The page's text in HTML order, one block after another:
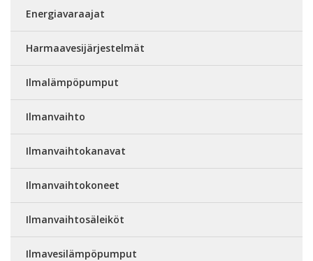
Energiavaraajat
Harmaavesijärjestelmät
Ilmalämpöpumput
Ilmanvaihto
Ilmanvaihtokanavat
Ilmanvaihtokoneet
Ilmanvaihtosäleiköt
Ilmavesilämpöpumput